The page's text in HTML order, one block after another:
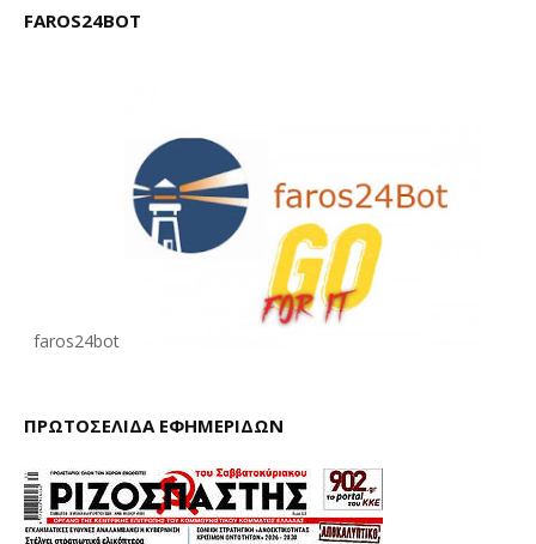
FAROS24BOT
faros24bot
ΠΡΩΤΟΣΕΛΙΔΑ ΕΦΗΜΕΡΙΔΩΝ